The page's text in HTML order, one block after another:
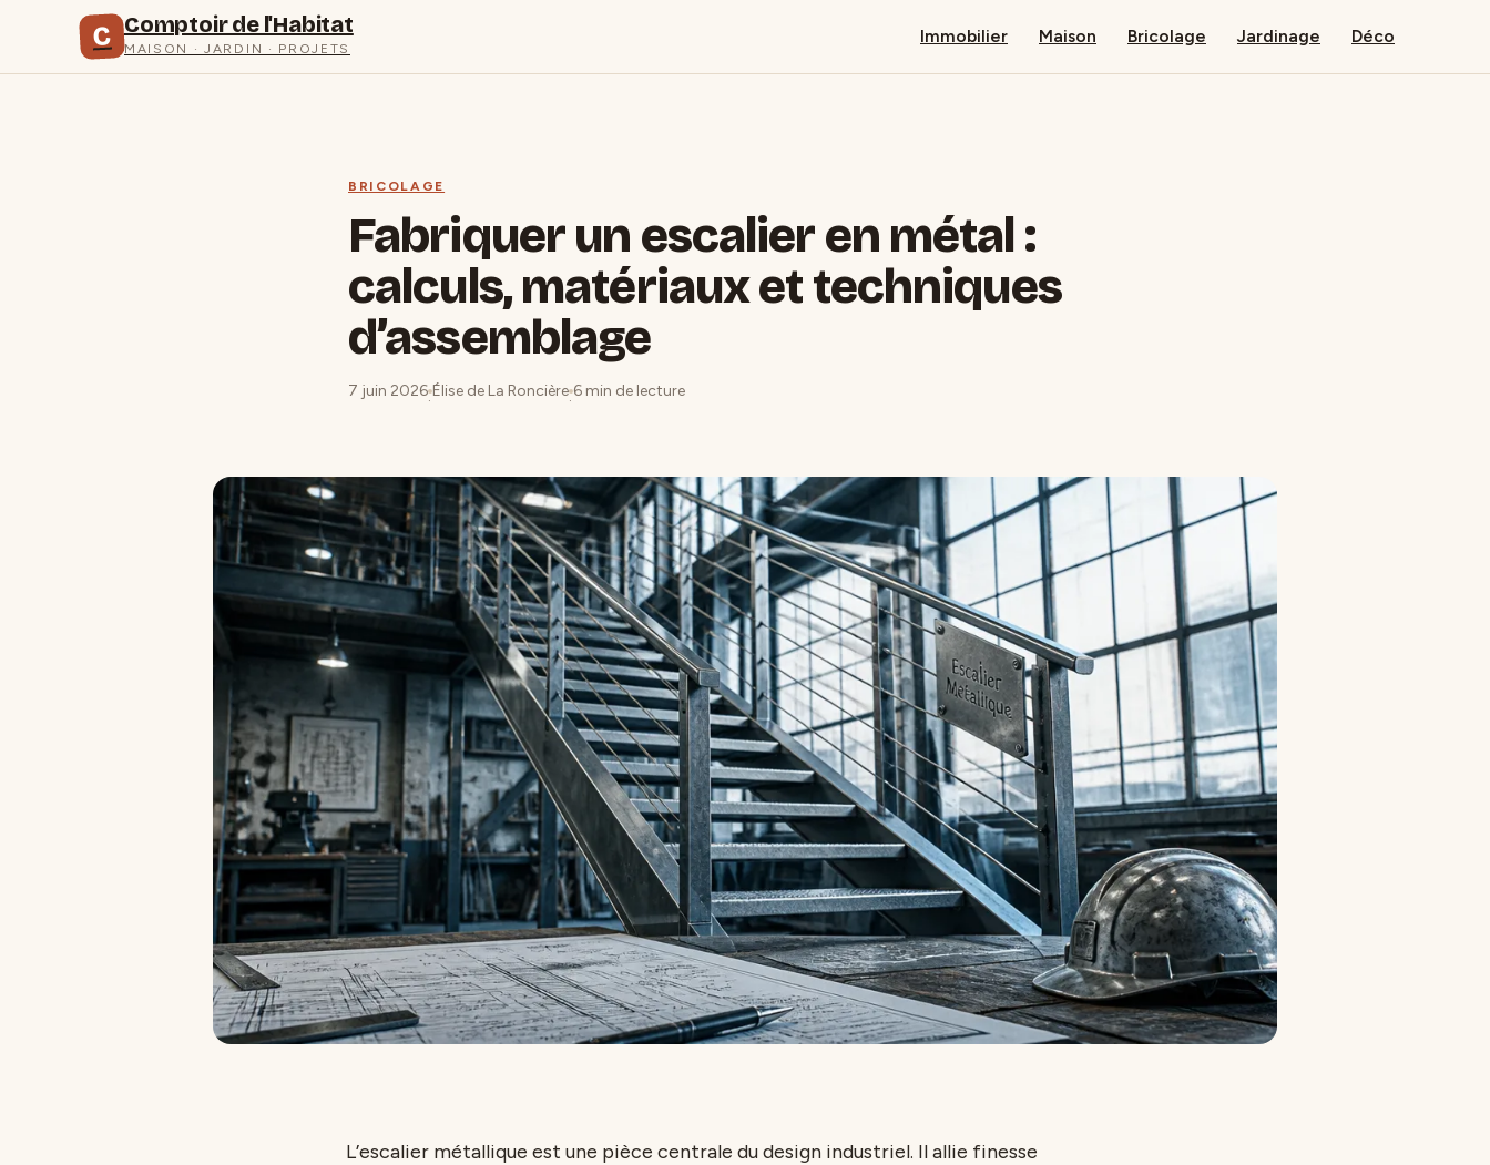
C Comptoir de l'Habitat
MAISON · JARDIN · PROJETS
Immobilier Maison Bricolage Jardinage Déco
BRICOLAGE
Fabriquer un escalier en métal :
calculs, matériaux et techniques
d’assemblage
7 juin 2026
·
Élise de La Roncière
·
6 min de lecture
L’escalier métallique est une pièce centrale du design industriel. Il allie finesse